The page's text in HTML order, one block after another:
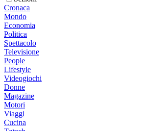
Cronaca
Mondo
Economia
Politica
Spettacolo
Televisione
People
Lifestyle
Videogiochi
Donne
Magazine
Motori
Viaggi
Cucina